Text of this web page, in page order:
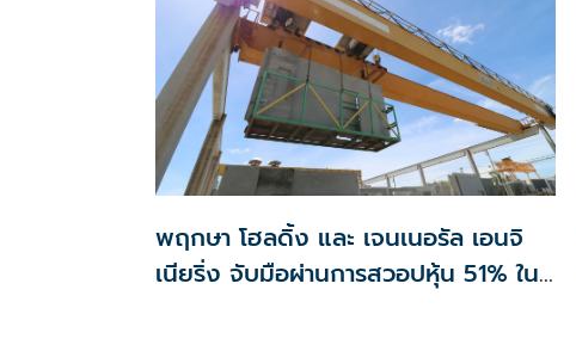
พฤกษา โฮลดิ้ง และ เจนเนอรัล เอนจิ
เนียริ่ง จับมือผ่านการสวอปหุ้น 51% ใน